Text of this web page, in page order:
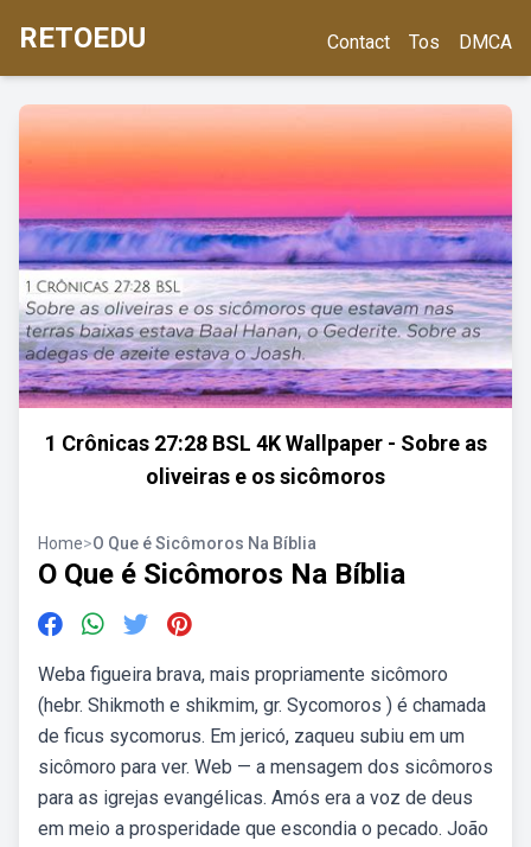
RETOEDU Contact Tos DMCA
1 Crônicas 27:28 BSL 4K Wallpaper - Sobre as
oliveiras e os sicômoros
Home>O Que é Sicômoros Na Bíblia
O Que é Sicômoros Na Bíblia
Weba figueira brava, mais propriamente sicômoro
(hebr. Shikmoth e shikmim, gr. Sycomoros ) é chamada
de ficus sycomorus. Em jericó, zaqueu subiu em um
sicômoro para ver. Web — a mensagem dos sicômoros
para as igrejas evangélicas. Amós era a voz de deus
em meio a prosperidade que escondia o pecado. João